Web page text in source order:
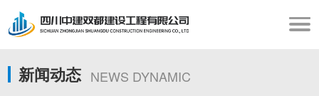
新闻动态 NEWS DYNAMIC